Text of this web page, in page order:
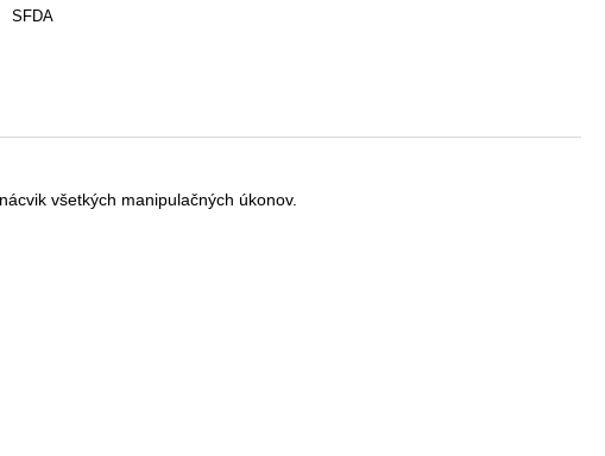
SFDA
všetkých manipulačných úkonov.